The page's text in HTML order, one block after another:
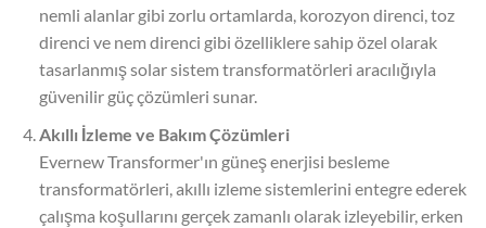
nemli alanlar gibi zorlu ortamlarda, korozyon direnci, toz
direnci ve nem direnci gibi özelliklere sahip özel olarak
tasarlanmış solar sistem transformatörleri aracılığıyla
güvenilir güç çözümleri sunar.
Akıllı İzleme ve Bakım Çözümleri
Evernew Transformer'ın güneş enerjisi besleme
transformatörleri, akıllı izleme sistemlerini entegre ederek
çalışma koşullarını gerçek zamanlı olarak izleyebilir, erken